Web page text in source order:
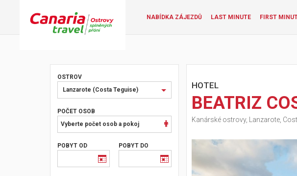
NABÍDKA ZÁJEZDŮ LAST MINUTE FIRST
OSTROV
Vyberte
ostrov
nebo
oblast
Lanzarote (Costa Teguise)
POČET OSOB
Vyberte počet osob a pokoj
POBYT OD POBYT DO
HOTEL
BEATRIZ
Kanárské ostrovy, Lanzarote,